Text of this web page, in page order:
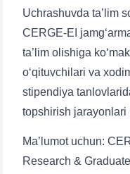
Uchrashuvda ta’lim
CERGE-EI
ta’lim olishiga
o‘qituvchilari va
stipendiya
topshirish jarayonlari
Ma’lumot uchun:
Research &